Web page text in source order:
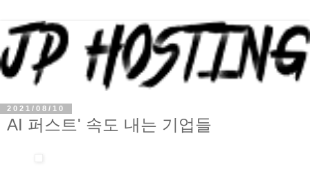
2021/08/10
AI 퍼스트' 속도 내는 기업들